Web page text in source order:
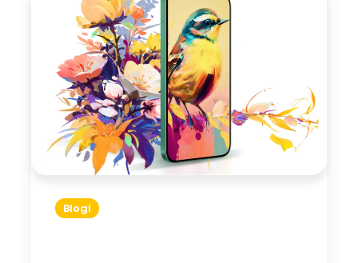
Blogi